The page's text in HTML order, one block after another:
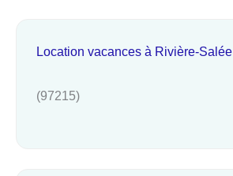
Location vacances à Rivière-Salée
(97215)